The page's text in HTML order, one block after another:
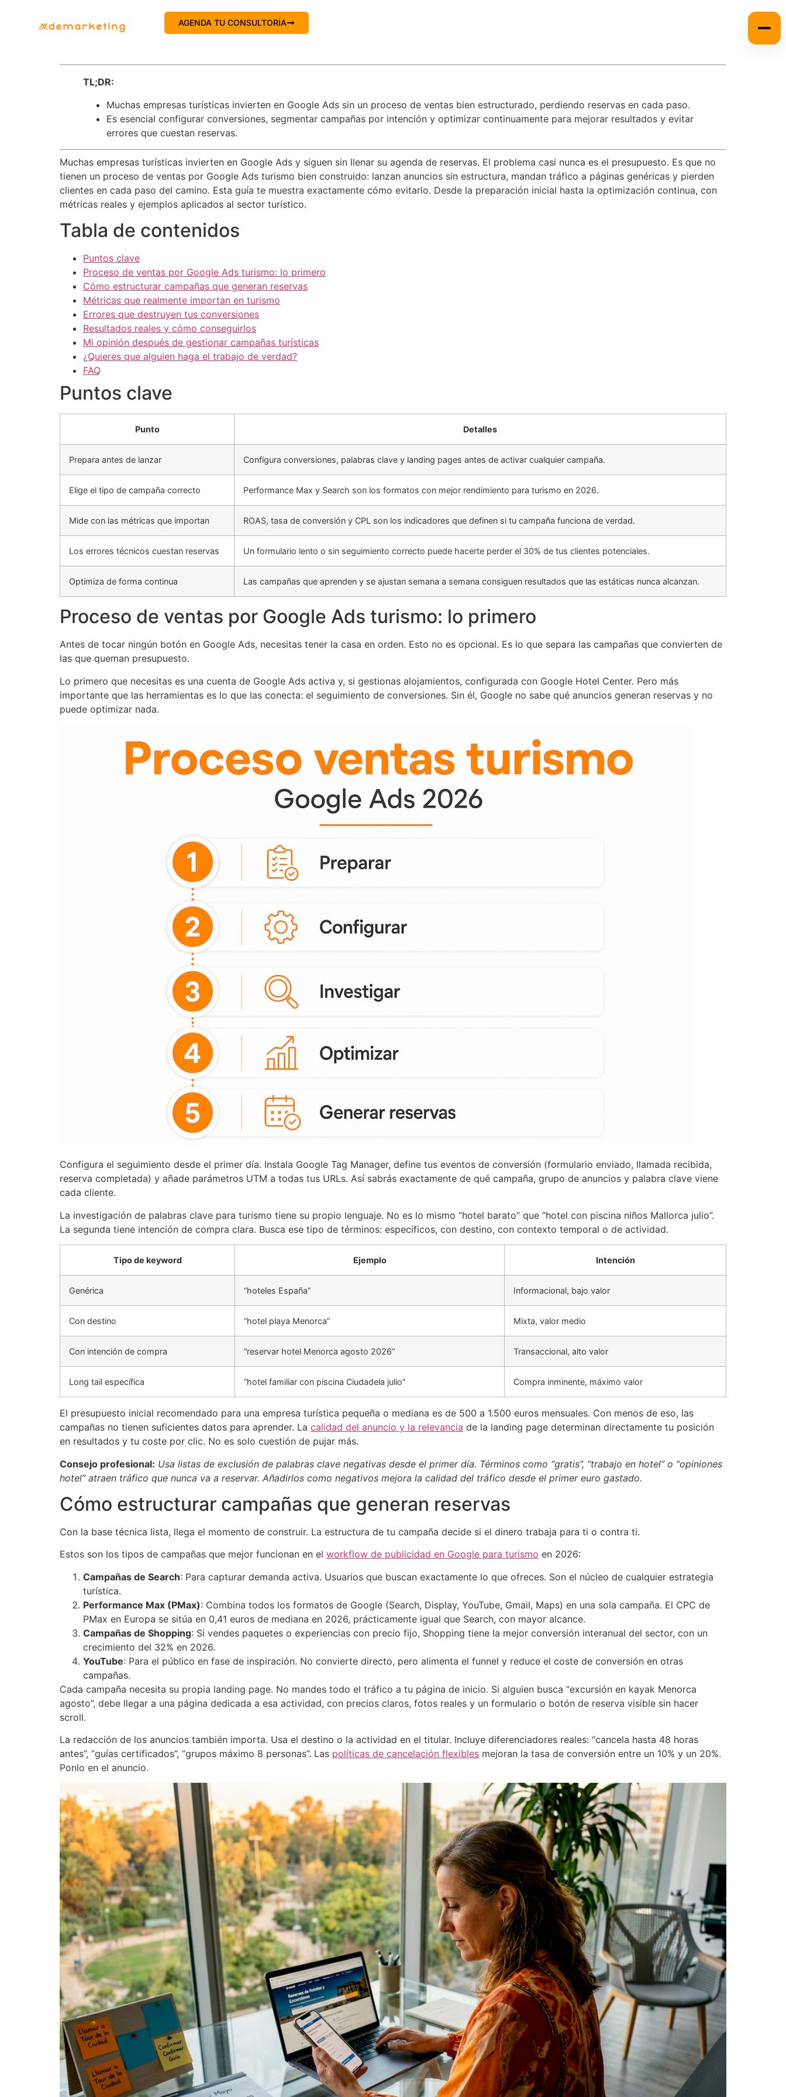
AGENDA TU CONSULTORÍA
TL;DR:
Muchas empresas turísticas invierten en Google Ads sin un proceso de ventas bien estructurado, perdiendo reservas en cada paso.
Es esencial configurar conversiones, segmentar campañas por intención y optimizar continuamente para mejorar resultados y evitar
errores que cuestan reservas.
Muchas empresas turísticas invierten en Google Ads y siguen sin llenar su agenda de reservas. El problema casi nunca es el presupuesto. Es que no
tienen un proceso de ventas por Google Ads turismo bien construido: lanzan anuncios sin estructura, mandan tráfico a páginas genéricas y pierden
clientes en cada paso del camino. Esta guía te muestra exactamente cómo evitarlo. Desde la preparación inicial hasta la optimización continua, con
métricas reales y ejemplos aplicados al sector turístico.
Tabla de contenidos
Puntos clave
Proceso de ventas por Google Ads turismo: lo primero
Cómo estructurar campañas que generan reservas
Métricas que realmente importan en turismo
Errores que destruyen tus conversiones
Resultados reales y cómo conseguirlos
Mi opinión después de gestionar campañas turísticas
¿Quieres que alguien haga el trabajo de verdad?
FAQ
Puntos clave
Punto Detalles
Prepara antes de lanzar Configura conversiones, palabras clave y landing pages antes de activar cualquier campaña.
Elige el tipo de campaña correcto Performance Max y Search son los formatos con mejor rendimiento para turismo en 2026.
Mide con las métricas que importan ROAS, tasa de conversión y CPL son los indicadores que definen si tu campaña funciona de verdad.
Los errores técnicos cuestan reservas Un formulario lento o sin seguimiento correcto puede hacerte perder el 30% de tus clientes potenciales.
Optimiza de forma continua Las campañas que aprenden y se ajustan semana a semana consiguen resultados que las estáticas nunca alcanzan.
Proceso de ventas por Google Ads turismo: lo primero
Antes de tocar ningún botón en Google Ads, necesitas tener la casa en orden. Esto no es opcional. Es lo que separa las campañas que convierten de
las que queman presupuesto.
Lo primero que necesitas es una cuenta de Google Ads activa y, si gestionas alojamientos, configurada con Google Hotel Center. Pero más
importante que las herramientas es lo que las conecta: el seguimiento de conversiones. Sin él, Google no sabe qué anuncios generan reservas y no
puede optimizar nada.
Configura el seguimiento desde el primer día. Instala Google Tag Manager, define tus eventos de conversión (formulario enviado, llamada recibida,
reserva completada) y añade parámetros UTM a todas tus URLs. Así sabrás exactamente de qué campaña, grupo de anuncios y palabra clave viene
cada cliente.
La investigación de palabras clave para turismo tiene su propio lenguaje. No es lo mismo “hotel barato” que “hotel con piscina niños Mallorca julio”.
La segunda tiene intención de compra clara. Busca ese tipo de términos: específicos, con destino, con contexto temporal o de actividad.
Tipo de keyword Ejemplo Intención
Genérica “hoteles España” Informacional, bajo valor
Con destino “hotel playa Menorca” Mixta, valor medio
Con intención de compra “reservar hotel Menorca agosto 2026” Transaccional, alto valor
Long tail específica “hotel familiar con piscina Ciudadela julio” Compra inminente, máximo valor
El presupuesto inicial recomendado para una empresa turística pequeña o mediana es de 500 a 1.500 euros mensuales. Con menos de eso, las
campañas no tienen suficientes datos para aprender. La calidad del anuncio y la relevancia de la landing page determinan directamente tu posición
en resultados y tu coste por clic. No es solo cuestión de pujar más.
Consejo profesional: Usa listas de exclusión de palabras clave negativas desde el primer día. Términos como “gratis”, “trabajo en hotel” o “opiniones
hotel” atraen tráfico que nunca va a reservar. Añadirlos como negativos mejora la calidad del tráfico desde el primer euro gastado.
Cómo estructurar campañas que generan reservas
Con la base técnica lista, llega el momento de construir. La estructura de tu campaña decide si el dinero trabaja para ti o contra ti.
Estos son los tipos de campañas que mejor funcionan en el workflow de publicidad en Google para turismo en 2026:
Campañas de Search: Para capturar demanda activa. Usuarios que buscan exactamente lo que ofreces. Son el núcleo de cualquier estrategia
turística.
Performance Max (PMax): Combina todos los formatos de Google (Search, Display, YouTube, Gmail, Maps) en una sola campaña. El CPC de
PMax en Europa se sitúa en 0,41 euros de mediana en 2026, prácticamente igual que Search, con mayor alcance.
Campañas de Shopping: Si vendes paquetes o experiencias con precio fijo, Shopping tiene la mejor conversión interanual del sector, con un
crecimiento del 32% en 2026.
YouTube: Para el público en fase de inspiración. No convierte directo, pero alimenta el funnel y reduce el coste de conversión en otras
campañas.
Cada campaña necesita su propia landing page. No mandes todo el tráfico a tu página de inicio. Si alguien busca “excursión en kayak Menorca
agosto”, debe llegar a una página dedicada a esa actividad, con precios claros, fotos reales y un formulario o botón de reserva visible sin hacer
scroll.
La redacción de los anuncios también importa. Usa el destino o la actividad en el titular. Incluye diferenciadores reales: “cancela hasta 48 horas
antes”, “guías certificados”, “grupos máximo 8 personas”. Las políticas de cancelación flexibles mejoran la tasa de conversión entre un 10% y un 20%.
Ponlo en el anuncio.